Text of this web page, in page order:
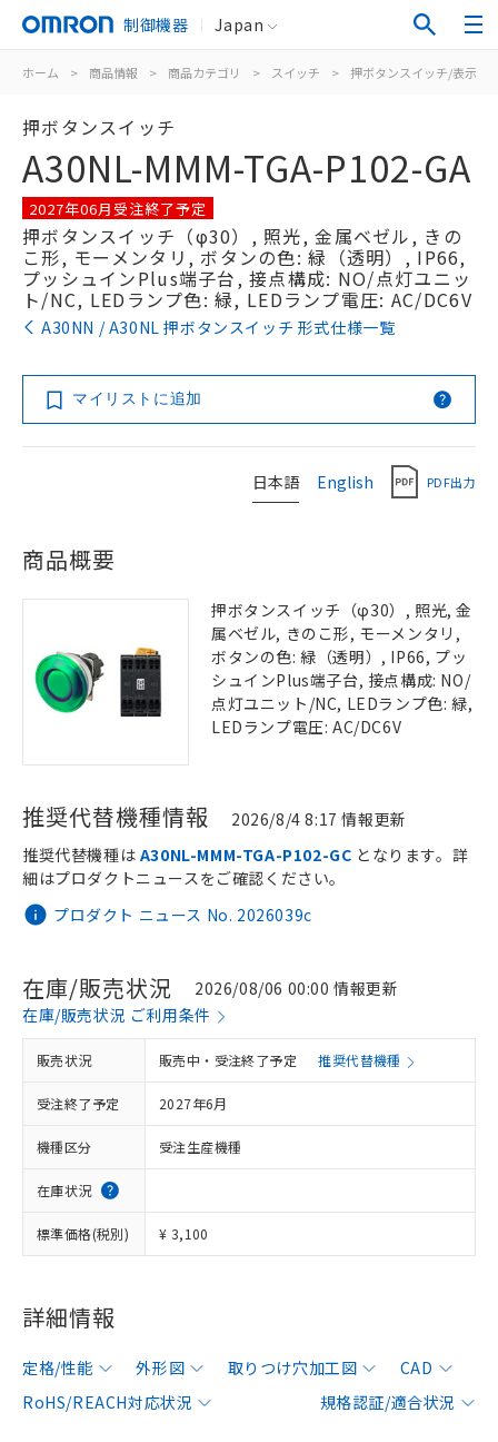
制御機器 Japan
ホーム > 商品情報 > 商品カテゴリ > スイッチ > 押ボタンスイッチ/表示灯
押ボタンスイッチ
A30NL-MMM-TGA-P102-GA
2027年06月受注終了予定
押ボタンスイッチ（φ30）, 照光, 金属ベゼル, きの
こ形, モーメンタリ, ボタンの色: 緑（透明）, IP66,
プッシュインPlus端子台, 接点構成: NO/点灯ユニッ
ト/NC, LEDランプ色: 緑, LEDランプ電圧: AC/DC6V
A30NN / A30NL 押ボタンスイッチ 形式仕様一覧
マイリストに追加
日本語 English PDF出力
商品概要
押ボタンスイッチ（φ30）, 照光, 金
属ベゼル, きのこ形, モーメンタリ,
ボタンの色: 緑（透明）, IP66, プッ
シュインPlus端子台, 接点構成: NO/
点灯ユニット/NC, LEDランプ色: 緑,
LEDランプ電圧: AC/DC6V
推奨代替機種情報 2026/8/4 8:17 情報更新
プロダクト ニュース No. 2026039c
推奨代替機種は A30NL-MMM-TGA-P102-GC となります。詳
細はプロダクトニュースをご確認ください。
在庫/販売状況
2026/08/06 00:00 情報更新
在庫/販売状況 ご利用条件
販売状況 販売中・受注終了予定 推奨代替機種
受注終了予定 2027年6月
機種区分 受注生産機種
在庫状況
標準価格(税別) ¥ 3,100
詳細情報
定格/性能 外形図 取りつけ穴加工図
CAD
RoHS/REACH対応状況
規格認証/適合状況